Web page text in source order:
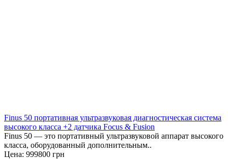
Finus 50 портативная ультразвуковая диагностическая система
высокого класса +2 датчика Focus & Fusion
Finus 50 — это портативный ультразвуковой аппарат высокого
класса, оборудованный дополнительным..
Цена: 999800 грн